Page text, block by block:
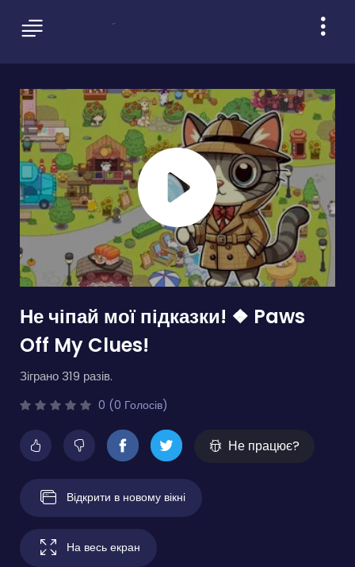
Не чіпай мої підказки! ❖ Paws
Off My Clues!
Зіграно 319 разів.
0 (0 Голосів)
Не працює?
Відкрити в новому вікні
На весь екран